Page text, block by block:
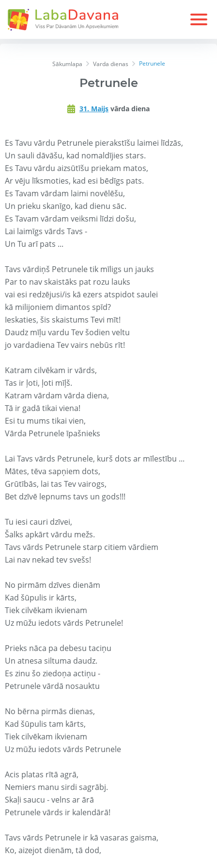
Sākumlapa Varda dienas Petrunele
Petrunele
31. Maijs vārda diena
Es Tavu vārdu Petrunele pierakstīšu laimei līdzās,
Un sauli dāvāšu, kad nomaldījies stars.
Es Tavu vārdu aizsūtīšu priekam matos,
Ar vēju līksmoties, kad esi bēdīgs pats.
Es Tavam vārdam laimi novēlēšu,
Un prieku skanīgo, kad dienu sāc.
Es Tavam vārdam veiksmi līdzi došu,
Lai laimīgs vārds Tavs -
Un Tu arī pats ...
Tavs vārdiņš Petrunele tik mīligs un jauks
Par to nav skaistāks pat rozu lauks
vai esi redzējusi/is kā ezers atspidot saulei
kā milijoniem dimantos spīd?
Ieskaties, šis skaistums Tevi mīt!
Daudz mīļu vardu Tev šodien veltu
jo vardadiena Tev vairs nebūs rīt!
Katram cilvēkam ir vārds,
Tas ir ļoti, ļoti mīļš.
Katram vārdam vārda diena,
Tā ir gadā tikai viena!
Esi tu mums tikai vien,
Vārda Petrunele īpašnieks
Lai Tavs vārds Petrunele, kurš dots ar mīlestību ...
Mātes, tēva sapņiem dots,
Grūtībās, lai tas Tev vairogs,
Bet dzīvē lepnums tavs un gods!!!
Tu iesi cauri dzīvei,
Šalks apkārt vārdu mežs.
Tavs vārds Petrunele starp citiem vārdiem
Lai nav nekad tev svešs!
No pirmām dzīves dienām
Kad šūpulis ir kārts,
Tiek cilvēkam ikvienam
Uz mūžu iedots vārds Petrunele!
Prieks nāca pa debesu taciņu
Un atnesa siltuma daudz.
Es zinu šo ziedoņa actiņu -
Petrunele vārdā nosauktu
No bērna pirmās dienas,
Kad šūpulis tam kārts,
Tiek cilvēkam ikvienam
Uz mūžu iedots vārds Petrunele
Acis platas rītā agrā,
Nemiers manu sirdi sagrābj.
Skaļi saucu - velns ar ārā
Petrunele vārds ir kalendārā!
Tavs vārds Petrunele ir kā vasaras gaisma,
Ko, aizejot dienām, tā dod,